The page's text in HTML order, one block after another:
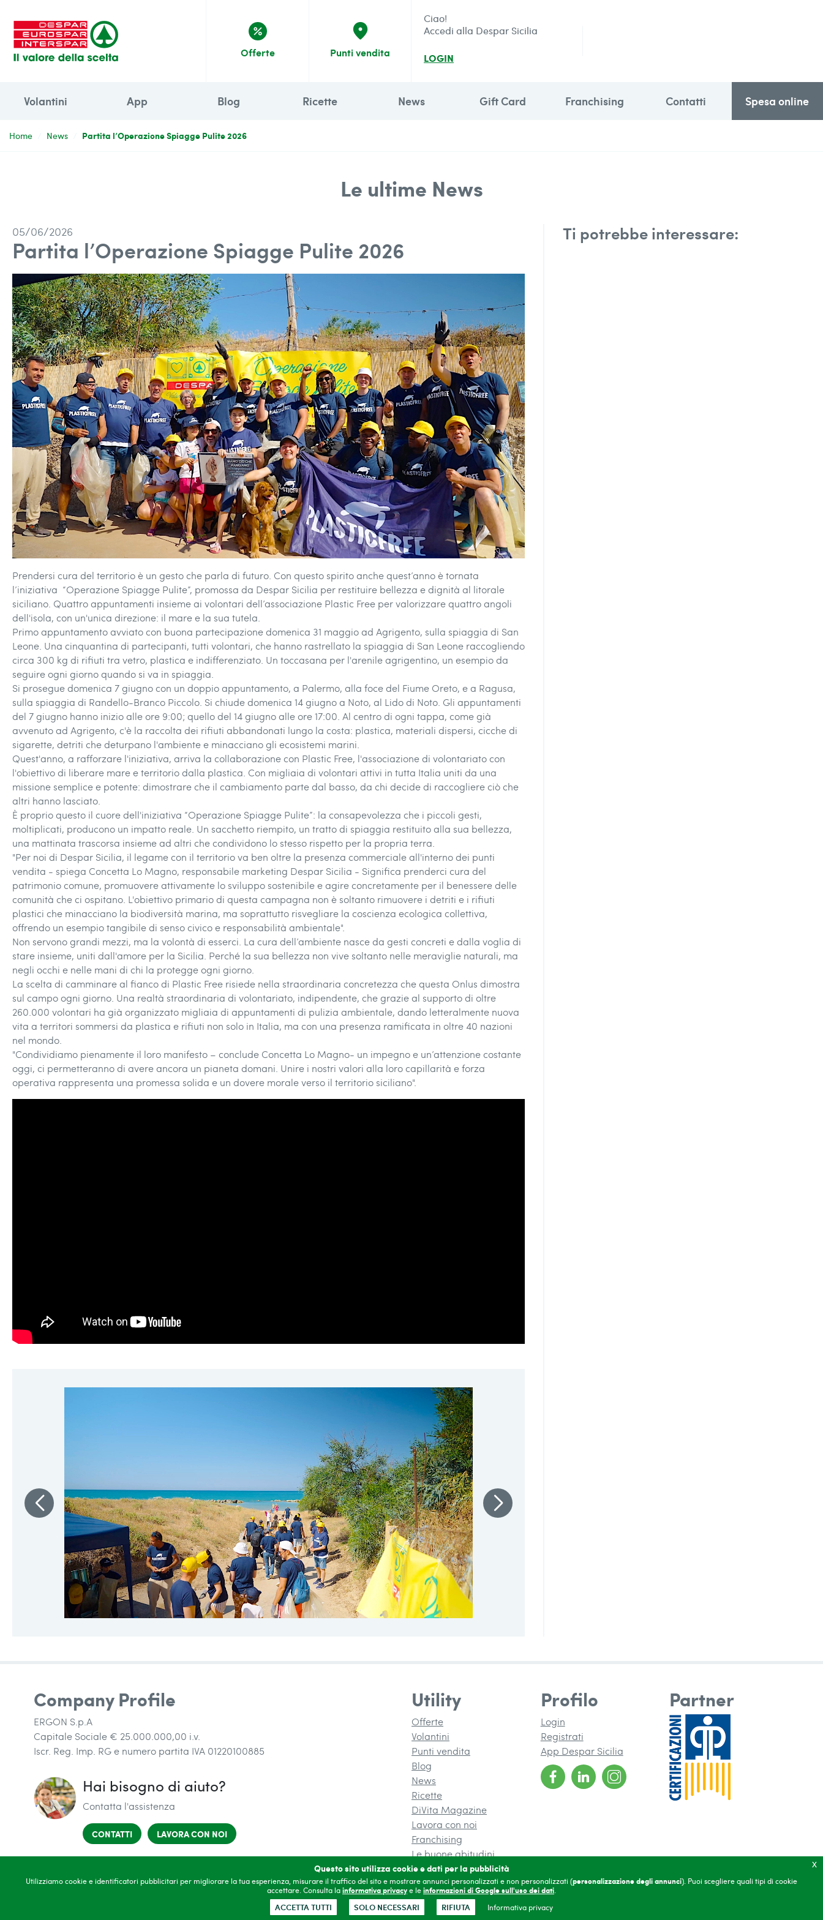
percent
Offerte
place
Punti vendita
Ciao!
Accedi alla Despar Sicilia
LOGIN
Volantini App Blog Ricette News Gift Card Franchising Contatti Spesa online
Home News Partita l’Operazione Spiagge Pulite 2026
Le ultime News
05/06/2026
Partita l’Operazione Spiagge Pulite 2026
Prendersi cura del territorio è un gesto che parla di futuro. Con questo spirito anche quest’anno è tornata
l’iniziativa “Operazione Spiagge Pulite”, promossa da Despar Sicilia per restituire bellezza e dignità al litorale
siciliano. Quattro appuntamenti insieme ai volontari dell’associazione Plastic Free per valorizzare quattro angoli
dell'isola, con un'unica direzione: il mare e la sua tutela.
Primo appuntamento avviato con buona partecipazione domenica 31 maggio ad Agrigento, sulla spiaggia di San
Leone. Una cinquantina di partecipanti, tutti volontari, che hanno rastrellato la spiaggia di San Leone raccogliendo
circa 300 kg di rifiuti tra vetro, plastica e indifferenziato. Un toccasana per l'arenile agrigentino, un esempio da
seguire ogni giorno quando si va in spiaggia.
Si prosegue domenica 7 giugno con un doppio appuntamento, a Palermo, alla foce del Fiume Oreto, e a Ragusa,
sulla spiaggia di Randello-Branco Piccolo. Si chiude domenica 14 giugno a Noto, al Lido di Noto. Gli appuntamenti
del 7 giugno hanno inizio alle ore 9:00; quello del 14 giugno alle ore 17:00. Al centro di ogni tappa, come già
avvenuto ad Agrigento, c'è la raccolta dei rifiuti abbandonati lungo la costa: plastica, materiali dispersi, cicche di
sigarette, detriti che deturpano l'ambiente e minacciano gli ecosistemi marini.
Quest'anno, a rafforzare l'iniziativa, arriva la collaborazione con Plastic Free, l'associazione di volontariato con
l'obiettivo di liberare mare e territorio dalla plastica. Con migliaia di volontari attivi in tutta Italia uniti da una
missione semplice e potente: dimostrare che il cambiamento parte dal basso, da chi decide di raccogliere ciò che
altri hanno lasciato.
È proprio questo il cuore dell'iniziativa “Operazione Spiagge Pulite”: la consapevolezza che i piccoli gesti,
moltiplicati, producono un impatto reale. Un sacchetto riempito, un tratto di spiaggia restituito alla sua bellezza,
una mattinata trascorsa insieme ad altri che condividono lo stesso rispetto per la propria terra.
"Per noi di Despar Sicilia, il legame con il territorio va ben oltre la presenza commerciale all'interno dei punti
vendita - spiega Concetta Lo Magno, responsabile marketing Despar Sicilia - Significa prenderci cura del
patrimonio comune, promuovere attivamente lo sviluppo sostenibile e agire concretamente per il benessere delle
comunità che ci ospitano. L'obiettivo primario di questa campagna non è soltanto rimuovere i detriti e i rifiuti
plastici che minacciano la biodiversità marina, ma soprattutto risvegliare la coscienza ecologica collettiva,
offrendo un esempio tangibile di senso civico e responsabilità ambientale".
Non servono grandi mezzi, ma la volontà di esserci. La cura dell’ambiente nasce da gesti concreti e dalla voglia di
stare insieme, uniti dall'amore per la Sicilia. Perché la sua bellezza non vive soltanto nelle meraviglie naturali, ma
negli occhi e nelle mani di chi la protegge ogni giorno.
La scelta di camminare al fianco di Plastic Free risiede nella straordinaria concretezza che questa Onlus dimostra
sul campo ogni giorno. Una realtà straordinaria di volontariato, indipendente, che grazie al supporto di oltre
260.000 volontari ha già organizzato migliaia di appuntamenti di pulizia ambientale, dando letteralmente nuova
vita a territori sommersi da plastica e rifiuti non solo in Italia, ma con una presenza ramificata in oltre 40 nazioni
nel mondo.
"Condividiamo pienamente il loro manifesto – conclude Concetta Lo Magno- un impegno e un’attenzione costante
oggi, ci permetteranno di avere ancora un pianeta domani. Unire i nostri valori alla loro capillarità e forza
operativa rappresenta una promessa solida e un dovere morale verso il territorio siciliano".
Ti potrebbe interessare:
Company Profile
ERGON S.p.A
Capitale Sociale € 25.000.000,00 i.v.
Iscr. Reg. Imp. RG e numero partita IVA 01220100885
Hai bisogno di aiuto?
Contatta l'assistenza
CONTATTI(SI APRE IN UNA NUOVA FINESTRA)
LAVORA CON NOI(SI APRE IN UNA NUOVA FINESTRA)
Utility
Offerte
Volantini
Punti vendita
Blog
News
Ricette
DiVita Magazine
Lavora con noi
Franchising
Le buone abitudini(si apre in una nuova finestra)
Profilo
Login
Registrati
App Despar Sicilia
Partner
Contatti Privacy Accessibilità Gestisci cookie Area riservata
Questo sito utilizza cookie e dati per la pubblicità
Utilizziamo cookie e identificatori pubblicitari per migliorare la tua esperienza, misurare il traffico del sito e mostrare annunci personalizzati e non personalizzati (personalizzazione degli annunci). Puoi scegliere quali tipi di cookie
accettare. Consulta lainformativa privacye leinformazioni di Google sull'uso dei dati
ACCETTA TUTTI SOLO NECESSARI RIFIUTA Informativa privacy
x